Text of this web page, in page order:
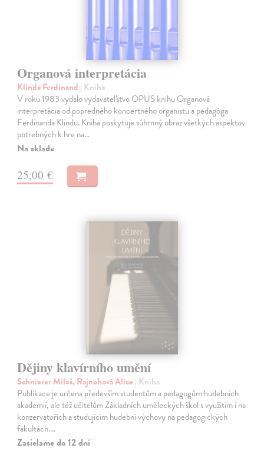
Organová interpretácia
Klinda Ferdinand | Kniha
V roku 1983 vydalo vydavateľstvo OPUS knihu Organová
interpretácia od popredného koncertného organistu a pedagóga
Ferdinanda Klindu. Kniha poskytuje súhrnný obraz všetkých aspektov
potrebných k hre na…
Na sklade
25,00 €
Dějiny klavírního umění
Schnierer Miloš, Rajnohová Alice | Kniha
Publikace je určena především studentům a pedagogům hudebních
akademií, ale též učitelům Základních uměleckých škol s využitím i na
konzervatořích a studujícím hudební výchovy na pedagogických
fakultách.…
Zasielame do 12 dní